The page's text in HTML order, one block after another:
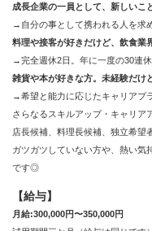
成長企業の一員として、新しいこ
→自分の事として携われる人を求
料理や接客が好きだけど、飲食業
→完全週休2日。年に一度の30連
雑貨や本が好きな方。未経験だけ
→希望と能力に応じたキャリアプ
さらなるスキルアップ・キャリア
店長候補、料理長候補、独立希望
ガツガツしていない方や、熱い気
です◎
【給与】
月給:300,000円〜350,000円